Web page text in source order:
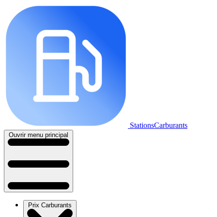
StationsCarburants
Ouvrir menu principal
Prix Carburants